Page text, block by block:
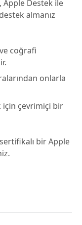
Destek ile
almanız
coğrafi
onlarla
için çevrimiçi bir
sertifikalı bir Apple